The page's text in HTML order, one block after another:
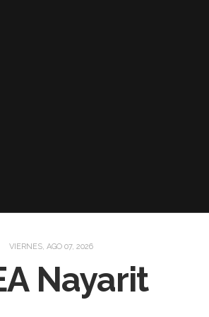
VIERNES, AGO 07, 2026